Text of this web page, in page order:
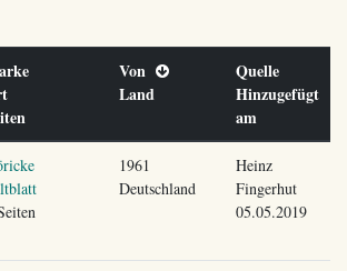
Von
Land
Quelle
Hinzugefügt
am
1961
Deutschland
Heinz
Fingerhut
05.05.2019